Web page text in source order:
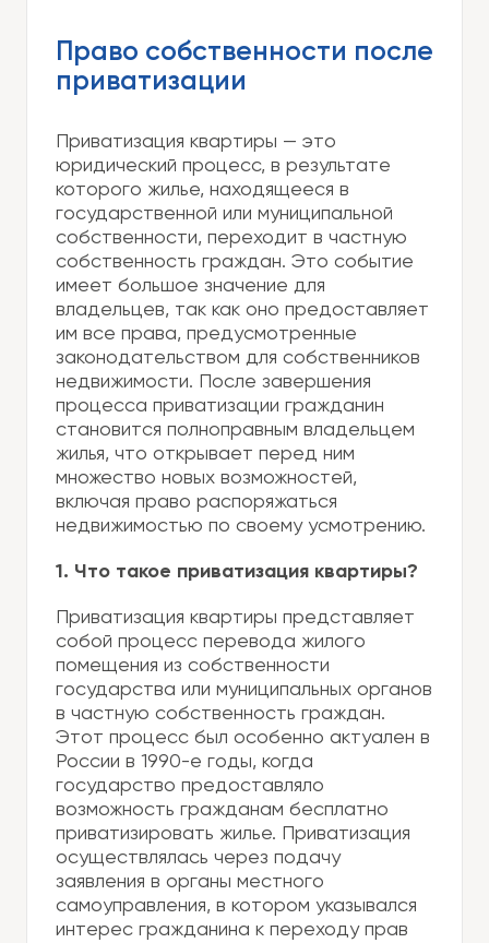
Право собственности после
приватизации
Приватизация квартиры — это
юридический процесс, в результате
которого жилье, находящееся в
государственной или муниципальной
собственности, переходит в частную
собственность граждан. Это событие
имеет большое значение для
владельцев, так как оно предоставляет
им все права, предусмотренные
законодательством для собственников
недвижимости. После завершения
процесса приватизации гражданин
становится полноправным владельцем
жилья, что открывает перед ним
множество новых возможностей,
включая право распоряжаться
недвижимостью по своему усмотрению.
1. Что такое приватизация квартиры?
Приватизация квартиры представляет
собой процесс перевода жилого
помещения из собственности
государства или муниципальных органов
в частную собственность граждан.
Этот процесс был особенно актуален в
России в 1990-е годы, когда
государство предоставляло
возможность гражданам бесплатно
приватизировать жилье. Приватизация
осуществлялась через подачу
заявления в органы местного
самоуправления, в котором указывался
интерес гражданина к переходу прав